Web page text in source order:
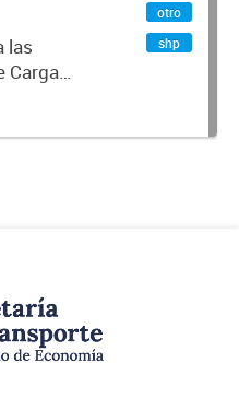
las
Carga
otro
shp